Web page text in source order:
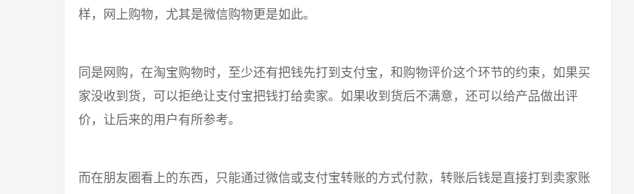
样，网上购物，尤其是微信购物更是如此。
同是网购，在淘宝购物时，至少还有把钱先打到支付宝，和购物评价这个环节的约束，如果买
家没收到货，可以拒绝让支付宝把钱打给卖家。如果收到货后不满意，还可以给产品做出评
价，让后来的用户有所参考。
而在朋友圈看上的东西，只能通过微信或支付宝转账的方式付款，转账后钱是直接打到卖家账